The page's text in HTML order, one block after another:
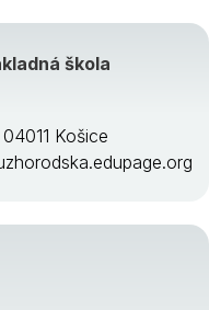
škola
Košice